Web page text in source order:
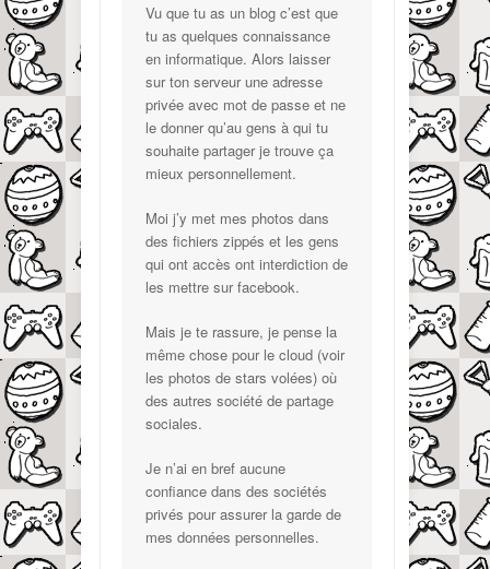
Vu que tu as un blog c’est que
tu as quelques connaissance
en informatique. Alors laisser
sur ton serveur une adresse
privée avec mot de passe et ne
le donner qu’au gens à qui tu
souhaite partager je trouve ça
mieux personnellement.
Moi j’y met mes photos dans
des fichiers zippés et les gens
qui ont accès ont interdiction de
les mettre sur facebook.
Mais je te rassure, je pense la
même chose pour le cloud (voir
les photos de stars volées) où
des autres société de partage
sociales.
Je n’ai en bref aucune
confiance dans des sociétés
privés pour assurer la garde de
mes données personnelles.